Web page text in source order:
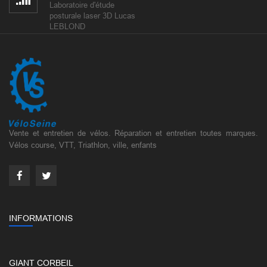
Laboratoire d'étude
posturale laser 3D Lucas
LEBLOND
Vente et entretien de vélos. Réparation et entretien toutes marques.
Vélos course, VTT, Triathlon, ville, enfants
INFORMATIONS
GIANT CORBEIL